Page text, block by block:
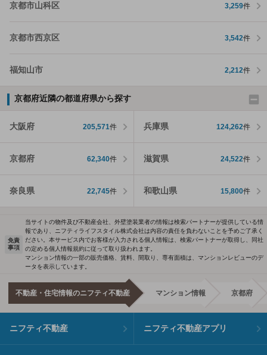
京都市山科区 3,259件
京都市西京区 3,542件
福知山市 2,212件
京都府近隣の都道府県から探す
大阪府 205,571件 兵庫県 124,262件
京都府 62,340件 滋賀県 24,522件
奈良県 22,745件 和歌山県 15,800件
免責
事項
当サイトの物件及び不動産会社、外壁塗装業者の情報は検索パートナーが提供している情
報であり、ニフティライフスタイル株式会社は内容の責任を負わないことを予めご了承く
ださい。本サービス内でお客様が入力される個人情報は、検索パートナーが取得し、同社
の定める個人情報規約に従って取り扱われます。
マンション情報の一部の販売価格、賃料、間取り、専有面積は、マンションレビューのデ
ータを表示しています。
不動産・住宅情報のニフティ不動産 マンション情報 京都府
ニフティ不動産 ニフティ不動産アプリ